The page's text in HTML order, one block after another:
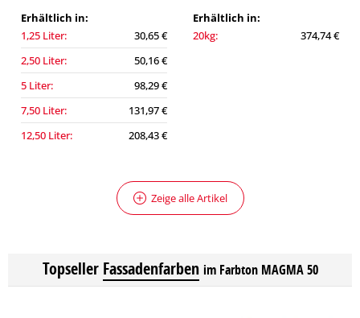
Erhältlich in:
1,25 Liter:
30,65 €
2,50 Liter:
50,16 €
5 Liter:
98,29 €
7,50 Liter:
131,97 €
12,50 Liter:
208,43 €
Erhältlich in:
20kg:
374,74 €
Zeige alle Artikel
Topseller Fassadenfarben im Farbton MAGMA 50